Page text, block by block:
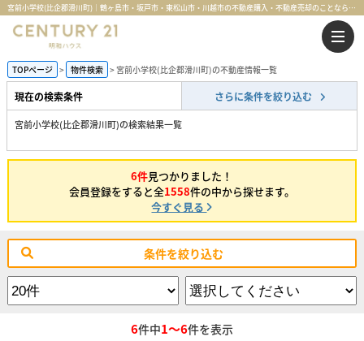
宮前小学校(比企郡滑川町)｜鶴ヶ島市・坂戸市・東松山市・川越市の不動産購入・不動産売却のことならセンチュリー21明和ハウス
TOPページ 物件検索 宮前小学校(比企郡滑川町)の不動産情報一覧
現在の検索条件 さらに条件を絞り込む
宮前小学校(比企郡滑川町)の検索結果一覧
6件見つかりました！
会員登録をすると全1558件の中から探せます。
今すぐ見る
条件を絞り込む
6件中1～6件を表示